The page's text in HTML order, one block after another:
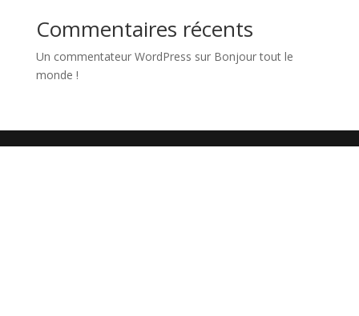
Commentaires récents
Un commentateur WordPress sur Bonjour tout le
monde !